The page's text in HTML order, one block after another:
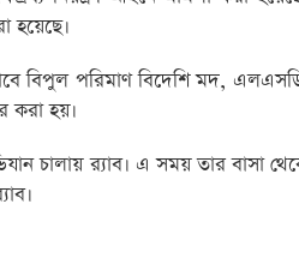
হয়েছে।
বিপুল পরিমাণ বিদেশি মদ,
করা হয়।
চালায় র‌্যাব। এ সময় তার বাসা